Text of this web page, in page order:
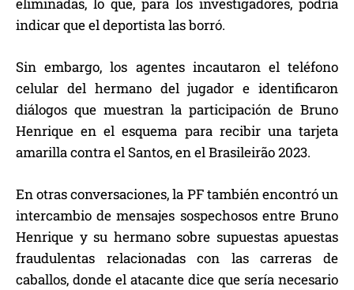
indicar que el deportista las borró.
Sin embargo, los agentes incautaron el teléfono
celular del hermano del jugador e identificaron
diálogos que muestran la participación de Bruno
Henrique en el esquema para recibir una tarjeta
amarilla contra el Santos, en el Brasileirão 2023.
En otras conversaciones, la PF también encontró un
intercambio de mensajes sospechosos entre Bruno
Henrique y su hermano sobre supuestas apuestas
fraudulentas relacionadas con las carreras de
caballos, donde el atacante dice que sería necesario